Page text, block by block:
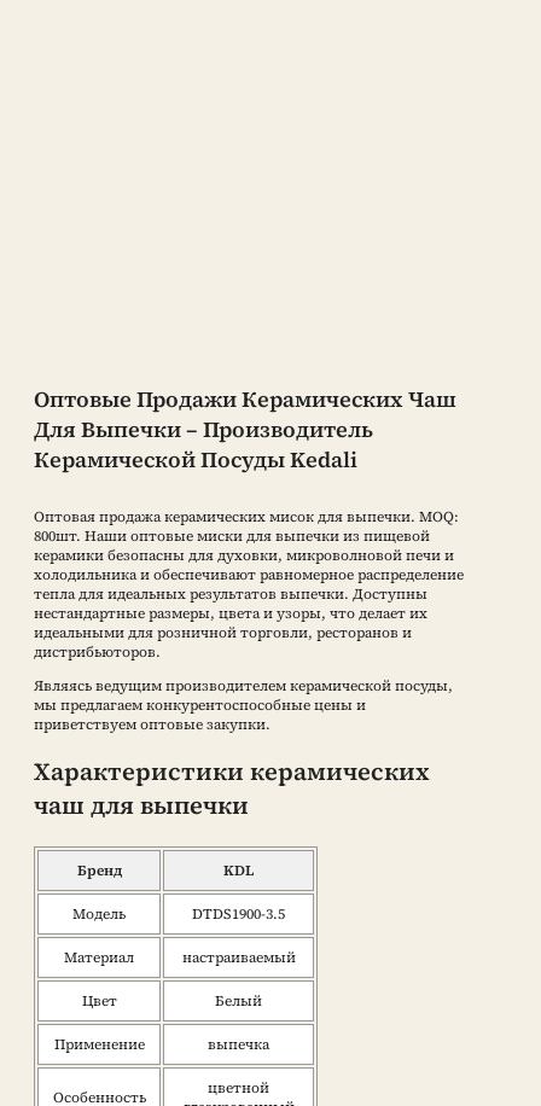
Оптовые Продажи Керамических Чаш
Для Выпечки – Производитель
Керамической Посуды Kedali
Оптовая продажа керамических мисок для выпечки. MOQ:
800шт. Наши оптовые миски для выпечки из пищевой
керамики безопасны для духовки, микроволновой печи и
холодильника и обеспечивают равномерное распределение
тепла для идеальных результатов выпечки. Доступны
нестандартные размеры, цвета и узоры, что делает их
идеальными для розничной торговли, ресторанов и
дистрибьюторов.
Являясь ведущим производителем керамической посуды,
мы предлагаем конкурентоспособные цены и
приветствуем оптовые закупки.
Характеристики керамических
чаш для выпечки
Бренд KDL
Модель DTDS1900-3.5
Материал настраиваемый
Цвет Белый
Применение выпечка
Особенность
цветной